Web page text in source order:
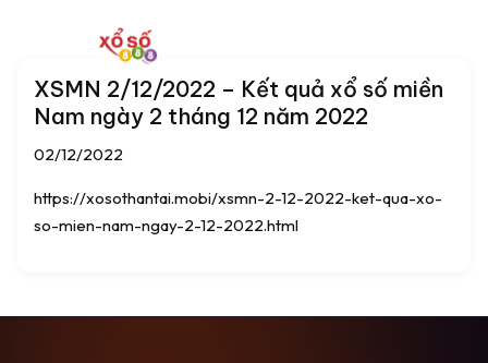
XSMN 2/12/2022 – Kết quả xổ số miền
Nam ngày 2 tháng 12 năm 2022
02/12/2022
https://xosothantai.mobi/xsmn-2-12-2022-ket-qua-xo-
so-mien-nam-ngay-2-12-2022.html